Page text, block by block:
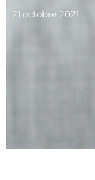
21 octobre 2021